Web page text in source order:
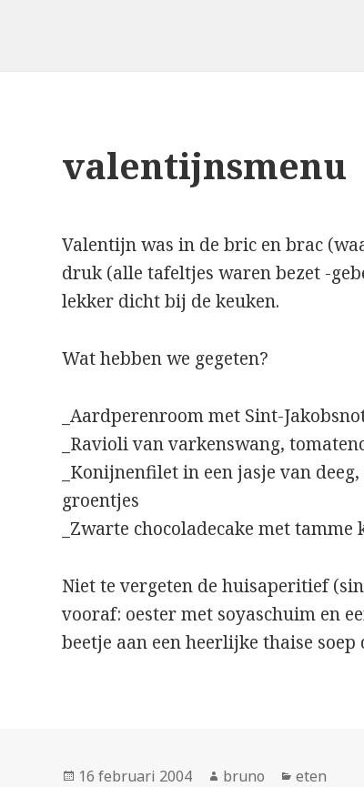
valentijnsmenu
Valentijn was in de bric en brac
druk (alle tafeltjes waren bezet -
lekker dicht bij de keuken.
Wat hebben we gegeten?
_Aardperenroom met Sint-
_Ravioli van varkenswang,
_Konijnenfilet in een jasje van
groentjes
_Zwarte chocoladecake met
Niet te vergeten de huisaperitief
vooraf: oester met soyaschuim en
beetje aan een heerlijke thaise soep
Geplaatst
16 februari 2004 Auteur
bruno eten